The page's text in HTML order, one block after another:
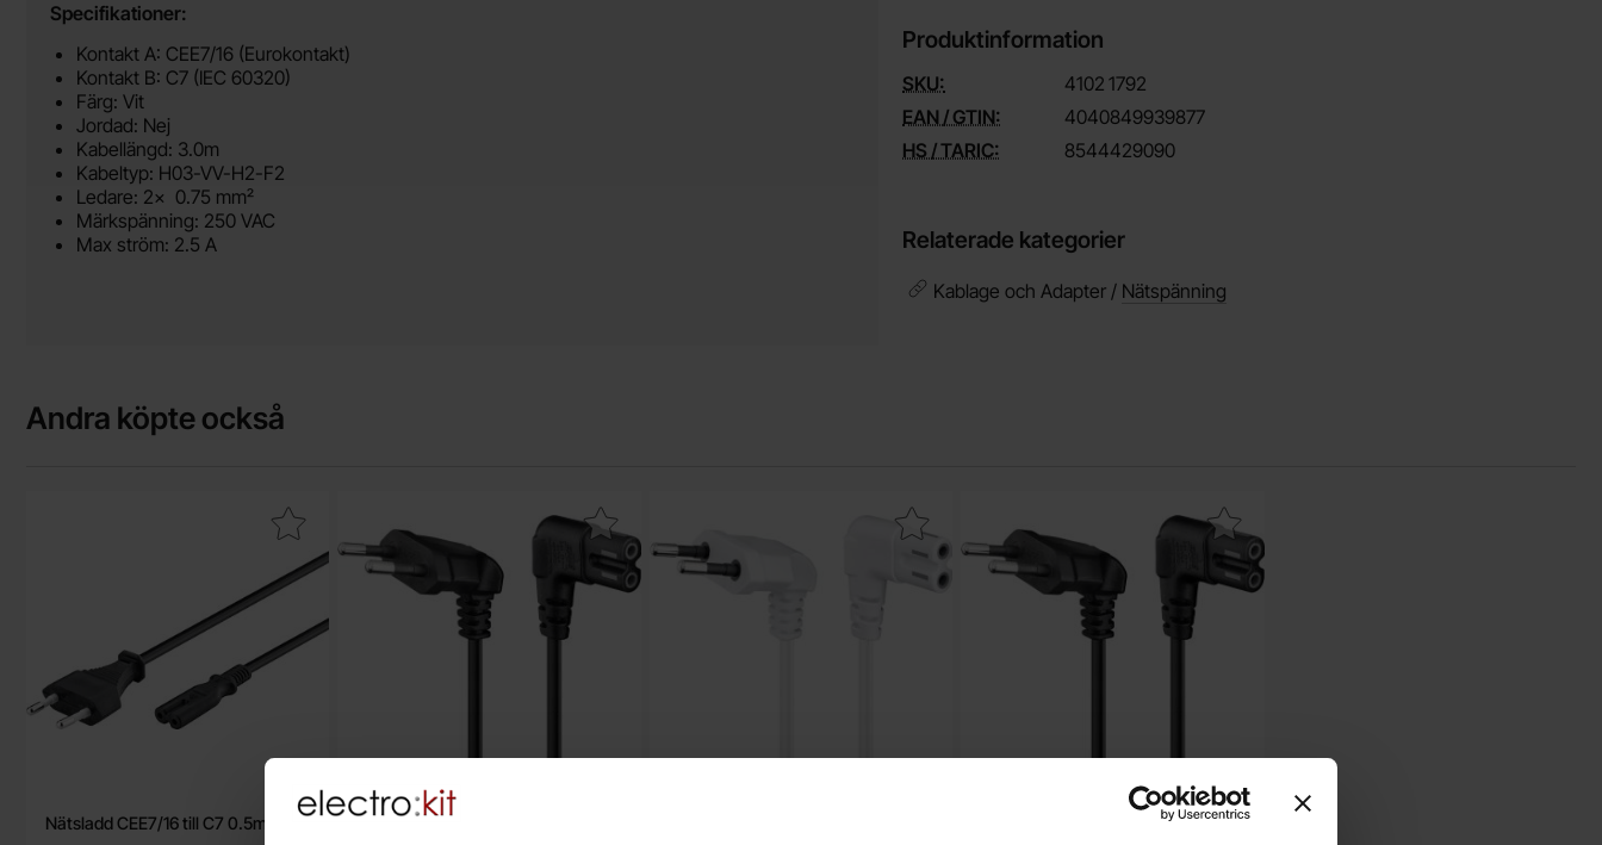
Specifikationer:
Kontakt A: CEE7/16 (Eurokontakt)
Kontakt B: C7 (IEC 60320)
Färg: Vit
Jordad: Nej
Kabellängd: 3.0m
Kabeltyp: H03-VV-H2-F2
Ledare: 2x 0.75 mm²
Märkspänning: 250 VAC
Max ström: 2.5 A
Produktinformation
SKU: 4102 1792
EAN / GTIN:
4040849939877
HS / TARIC:
8544429090
Relaterade kategorier
Kablage och Adapter / Nätspänning
Andra köpte också
Nätsladd CEE7/16 till C7 0.5m svart
Makera nätsladd CEE7/16 till C7 0.5m svart som favorit
Nätsladd CEE7/16 vinklad till C7
Makera nätsladd CEE7/16 vinklad till C7 vinklad 3m svart som favoritMakera nätsladd CEE7/16 vinklad till C7 vinklad 1.5m vit som favorit
Nätsladd CEE7/16 vinklad till C7
Makera nätsladd CEE7/16 vinklad till C7 vinklad 1m svart som favorit